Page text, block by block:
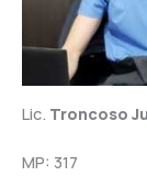
Lic. Troncoso
MP: 317